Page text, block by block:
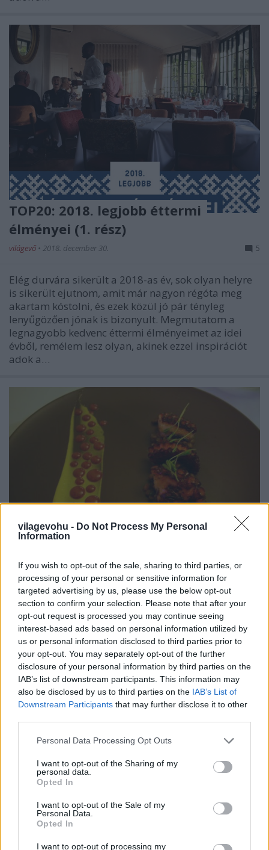
vilagevohu - Do Not Process My Personal
Information
If you wish to opt-out of the sale, sharing to third parties, or
processing of your personal or sensitive information for
targeted advertising by us, please use the below opt-out
section to confirm your selection. Please note that after your
opt-out request is processed you may continue seeing
interest-based ads based on personal information utilized by
us or personal information disclosed to third parties prior to
your opt-out. You may separately opt-out of the further
disclosure of your personal information by third parties on the
IAB’s list of downstream participants. This information may
also be disclosed by us to third parties on the IAB’s List of
Downstream Participants that may further disclose it to other
Please note that this website/app uses one or more Google
not limited to your visit or usage behaviour. You may click to
grant or deny consent to Google and its third-party tags to
use your data for below specified purposes in below Google
consent section.
Personal Data Processing Opt Outs
I want to opt-out of the Sharing of my
personal data.
Opted In
I want to opt-out of the Sale of my
Personal Data.
Opted In
I want to opt-out of processing my
TOP20: 2018. legjobb éttermi
élményei (1. rész)
világevő • 2018. december 30. 5
Elég durvára sikerült a 2018-as év, sok olyan helyre
is sikerült ejutnom, amit már nagyon régóta meg
akartam kóstolni, és ezek közül jó pár tényleg
lenyűgözően jónak is bizonyult. Megmutatom a
legnagyobb kedvenc éttermi élményeimet az idei
évből, remélem lesz olyan, akinek ezzel inspirációt
adok a…
TOP10 gasztrováros a világban
világevő•2016. március 01.
Egyre több helyen lehet jókat enni, de azért vannak
kiemelkedően fantasztikus helyek, ahova akár
kifejezetten csak enni is érdemes elmenni! Itt a 10
legjobb a világból!